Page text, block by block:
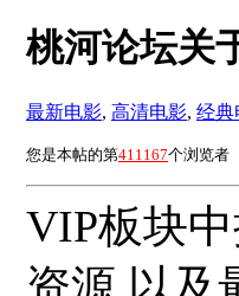
桃河论坛关
最新电影, 高清电影, 经典
您是本帖的第411167个浏览者
VIP板块